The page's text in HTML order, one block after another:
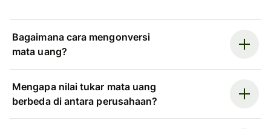
Bagaimana cara mengonversi
mata uang?
Mengapa nilai tukar mata uang
berbeda di antara perusahaan?